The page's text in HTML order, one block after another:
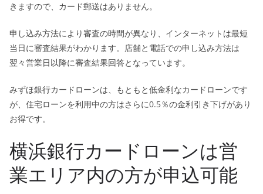
きますので、カード郵送はありません。
申し込み方法により審査の時間が異なり、インターネットは最短
当日に審査結果がわかります。店舗と電話での申し込み方法は
翌々営業日以降に審査結果回答となっています。
みずほ銀行カードローンは、もともと低金利なカードローンです
が、住宅ローンを利用中の方はさらに0.5％の金利引き下げがあり
お得です。
横浜銀行カードローンは営
業エリア内の方が申込可能